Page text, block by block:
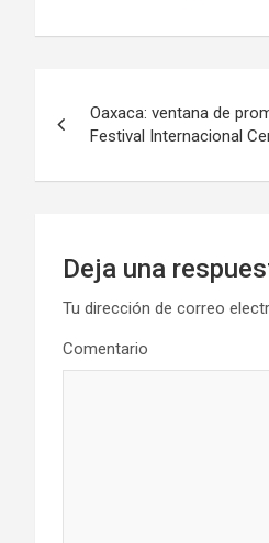
de
entradas
Oaxaca: ventana de
Festival Internacional
Deja una
Tu dirección de correo
Comentario